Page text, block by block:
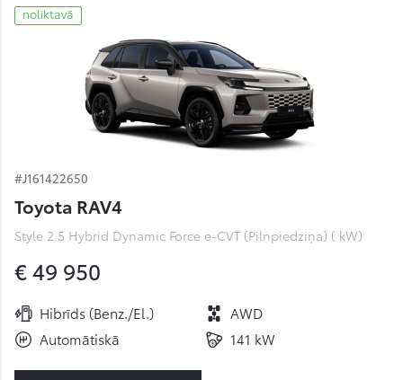
noliktavā
#J161422650
Toyota RAV4
Style 2.5 Hybrid Dynamic Force e-CVT (Pilnpiedziņa) ( kW)
€ 49 950
Hibrīds (Benz./El.)
AWD
Automātiskā
141 kW